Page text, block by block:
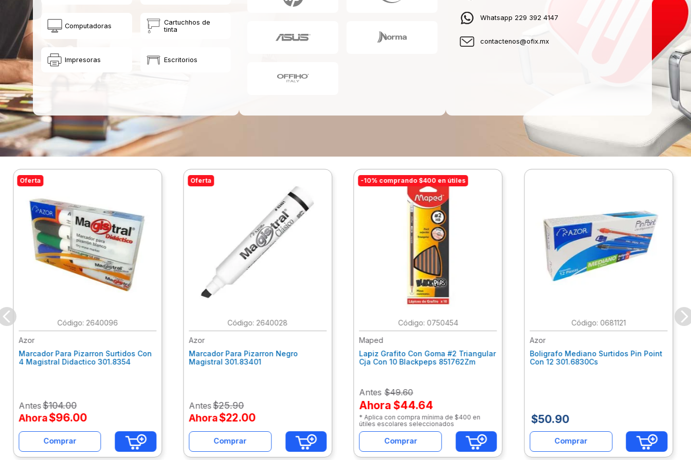
Computadoras
Cartuchhos de
tinta
Impresoras Escritorios
Whatsapp 229 392 4147
contactenos@ofix.mx
Oferta
: 2640096
Azor
Marcador Para Pizarron Surtidos Con
4 Magistral Didactico 301.8354
Antes$104.00
Ahora$96.00
Comprar
Oferta
: 2640028
Azor
Marcador Para Pizarron Negro
Magistral 301.83401
Antes$25.90
Ahora$22.00
Comprar
-10% comprando $400 en útiles
: 0750454
Maped
Lapiz Grafito Con Goma #2 Triangular
Cja Con 10 Blackpeps 851762Zm
Antes$49.60
Ahora$44.64
* Aplica con compra mínima de $400 en
útiles escolares seleccionados
Comprar
: 0681121
Azor
Boligrafo Mediano Surtidos Pin Point
Con 12 301.6830Cs
$50.90
Comprar
escritorio